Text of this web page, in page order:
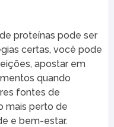
proteínas pode ser
certas, você pode
apostar em
quando
fontes de
mais perto de
e bem-estar.